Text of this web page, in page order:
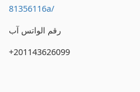
81356116a/
رقم الواتس آب
+201143626099